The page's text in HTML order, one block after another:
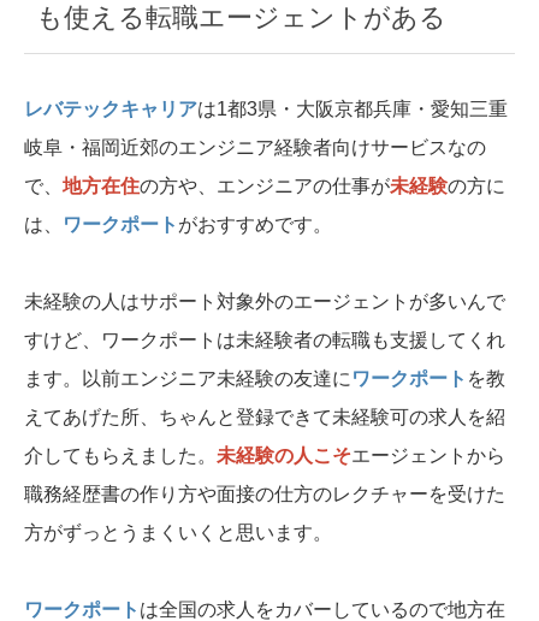
も使える転職エージェントがある
レバテックキャリアは1都3県・大阪京都兵庫・愛知三重
岐阜・福岡近郊のエンジニア経験者向けサービスなの
で、 地方在住の方や、エンジニアの仕事が未経験の方に
は、
ワークポート がおすすめです。
未経験の人はサポート対象外のエージェントが多いんで
すけど、ワークポートは未経験者の転職も支援してくれ
ます。以前エンジニア未経験の友達に ワークポート を教
えてあげた所、ちゃんと登録できて未経験可の求人を紹
介してもらえました。 未経験の人こそエージェントから
職務経歴書の作り方や面接の仕方のレクチャーを受けた
方がずっとうまくいくと思います。
ワークポート は全国の求人をカバーしているので地方在